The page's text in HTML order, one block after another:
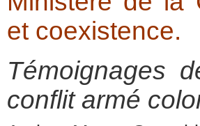
et coexistence.
Témoignages
conflit armé